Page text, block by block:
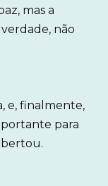
mas a
não
e, finalmente,
para